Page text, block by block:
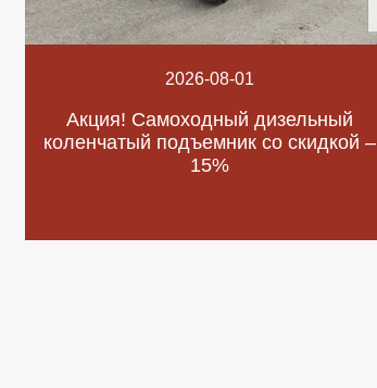
2026-08-01
Акция! Самоходный дизельный
коленчатый подъемник со скидкой –
15%